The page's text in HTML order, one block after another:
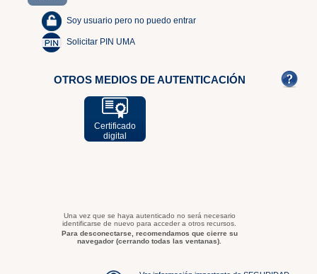
Soy usuario pero no puedo entrar
Solicitar PIN UMA
OTROS MEDIOS DE AUTENTICACIÓN
Certificado
digital
Una vez que se haya autenticado no será necesario
identificarse de nuevo para acceder a otros recursos.
Para desconectarse, recomendamos que cierre su
navegador (cerrando todas las ventanas).